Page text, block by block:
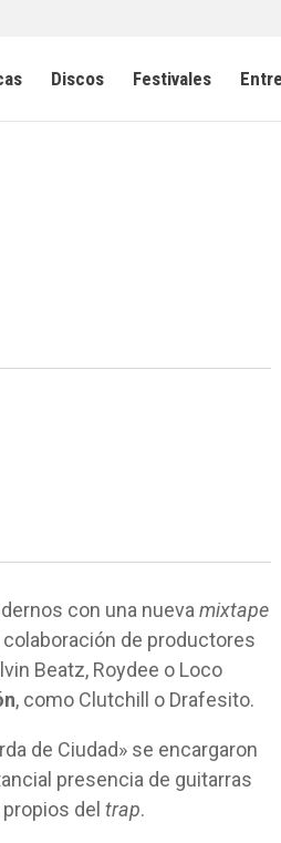
Discos Festivales
con una nueva mixtape
de productores
Beatz, Roydee o Loco
, como Clutchill o Drafesito.
de Ciudad» se encargaron
presencia de guitarras
propios del trap.